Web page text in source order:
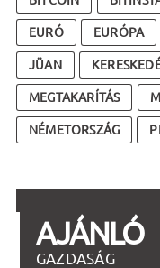
EURÓ EURÓPA
JÜAN
MEGTAKARÍTÁS
NÉMETORSZÁG
AJÁNLÓ
GAZDASÁG